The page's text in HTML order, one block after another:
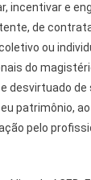
incentivar e
de
ou
do
desvirtuado de
patrimônio,
pelo